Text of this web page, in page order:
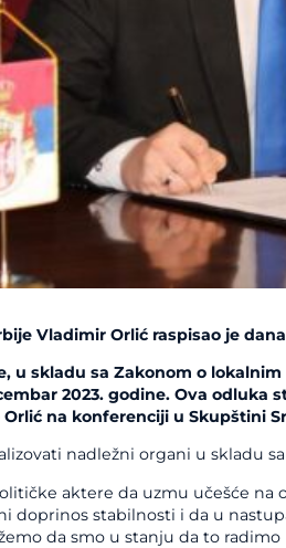
Vladimir Orlić raspisao je
u skladu sa Zakonom o
2023. godine. Ova
na konferenciji u Skupštini
nadležni organi u skladu
aktere da uzmu učešće
doprinos stabilnosti i da u
da smo u stanju da to